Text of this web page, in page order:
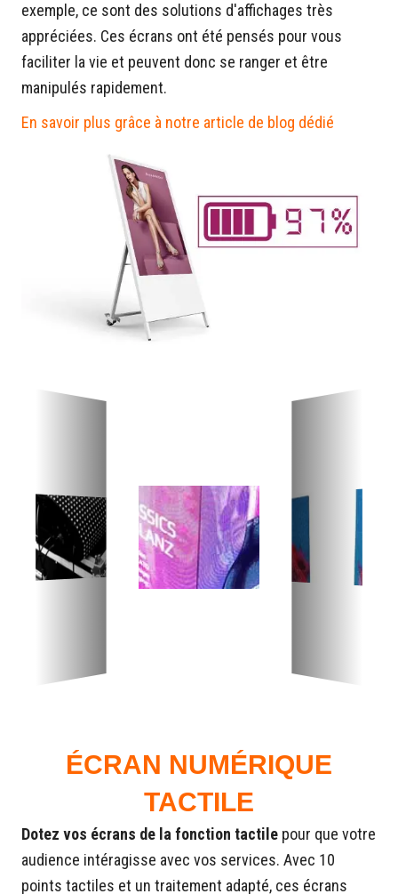
exemple, ce sont des solutions d'affichages très
appréciées. Ces écrans ont été pensés pour vous
faciliter la vie et peuvent donc se ranger et être
manipulés rapidement.
En savoir plus grâce à notre article de blog dédié
ÉCRAN NUMÉRIQUE
TACTILE
Dotez vos écrans de la fonction tactile pour que votre
audience intéragisse avec vos services. Avec 10
points tactiles et un traitement adapté, ces écrans